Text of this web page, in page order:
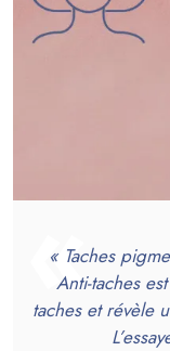
« Taches
Anti-taches
taches et révèle